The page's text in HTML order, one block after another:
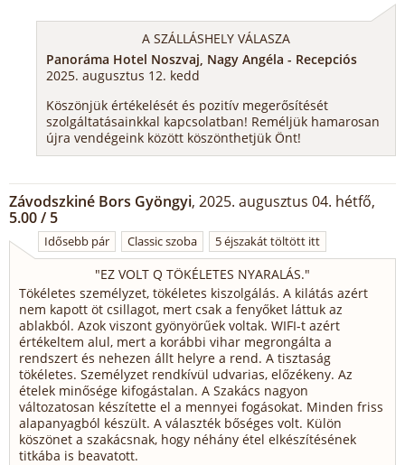
A SZÁLLÁSHELY VÁLASZA
Panoráma Hotel Noszvaj, Nagy Angéla - Recepciós
2025. augusztus 12. kedd
Köszönjük értékelését és pozitív megerősítését
szolgáltatásainkkal kapcsolatban! Reméljük hamarosan
újra vendégeink között köszönthetjük Önt!
Závodszkiné Bors Gyöngyi, 2025. augusztus 04. hétfő,
5.00 / 5
Idősebb pár Classic szoba 5 éjszakát töltött itt
"EZ VOLT Q TÖKÉLETES NYARALÁS."
Tökéletes személyzet, tökéletes kiszolgálás. A kilátás azért
nem kapott öt csillagot, mert csak a fenyőket láttuk az
ablakból. Azok viszont gyönyörűek voltak. WIFI-t azért
értékeltem alul, mert a korábbi vihar megrongálta a
rendszert és nehezen állt helyre a rend. A tisztaság
tökéletes. Személyzet rendkívül udvarias, előzékeny. Az
ételek minősége kifogástalan. A Szakács nagyon
változatosan készítette el a mennyei fogásokat. Minden friss
alapanyagból készült. A választék bőséges volt. Külön
köszönet a szakácsnak, hogy néhány étel elkészítésének
titkába is beavatott.